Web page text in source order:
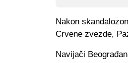
Nakon
Crvene zvezde,
Navijači